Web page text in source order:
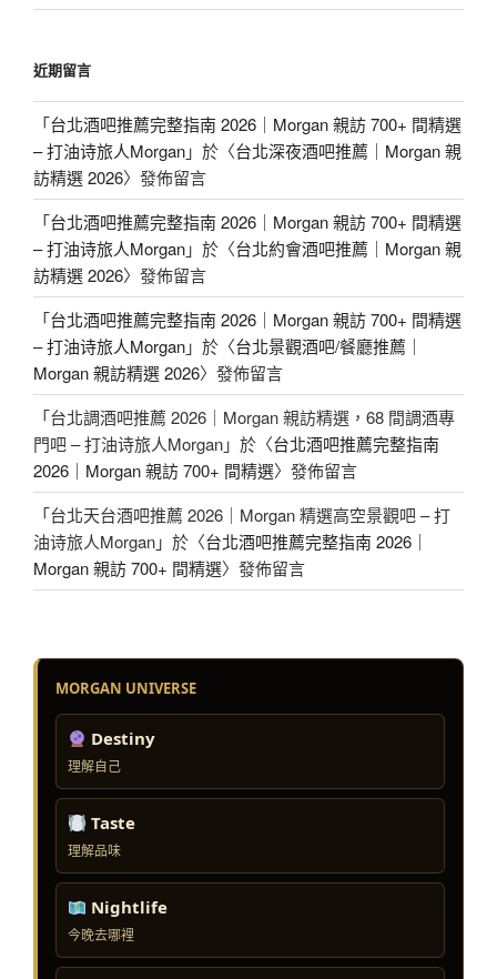
近期留言
「台北酒吧推薦完整指南 2026｜Morgan 親訪 700+ 間精選
– 打油诗旅人Morgan」於〈台北深夜酒吧推薦｜Morgan 親
訪精選 2026〉發佈留言
「台北酒吧推薦完整指南 2026｜Morgan 親訪 700+ 間精選
– 打油诗旅人Morgan」於〈台北約會酒吧推薦｜Morgan 親
訪精選 2026〉發佈留言
「台北酒吧推薦完整指南 2026｜Morgan 親訪 700+ 間精選
– 打油诗旅人Morgan」於〈台北景觀酒吧/餐廳推薦｜
Morgan 親訪精選 2026〉發佈留言
「台北調酒吧推薦 2026｜Morgan 親訪精選，68 間調酒專
門吧 – 打油诗旅人Morgan」於〈台北酒吧推薦完整指南
2026｜Morgan 親訪 700+ 間精選〉發佈留言
「台北天台酒吧推薦 2026｜Morgan 精選高空景觀吧 – 打
油诗旅人Morgan」於〈台北酒吧推薦完整指南 2026｜
Morgan 親訪 700+ 間精選〉發佈留言
MORGAN UNIVERSE
Destiny
理解自己
Taste
理解品味
Nightlife
今晚去哪裡